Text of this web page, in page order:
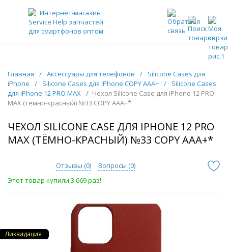
ЗАПЧАСТИ ДЛЯ ТЕЛЕФОНОВ ОПТОМ
Главная / Аксессуары для телефонов /
Silicone Cases для
iPhone
/ Silicone Cases для iPhone COPY AAA+ /
Silicone Cases
для iPhone 12 PRO MAX / Чехол Silicone Case для iPhone 12 PRO
MAX (тёмно-красный) №33 COPY AAA+*
ЧЕХОЛ SILICONE CASE ДЛЯ IPHONE 12 PRO
MAX (ТЁМНО-КРАСНЫЙ) №33 COPY AAA+*
Отзывы (0) Вопросы (0)
Этот товар купили 3 669 раз!
Ликвидация